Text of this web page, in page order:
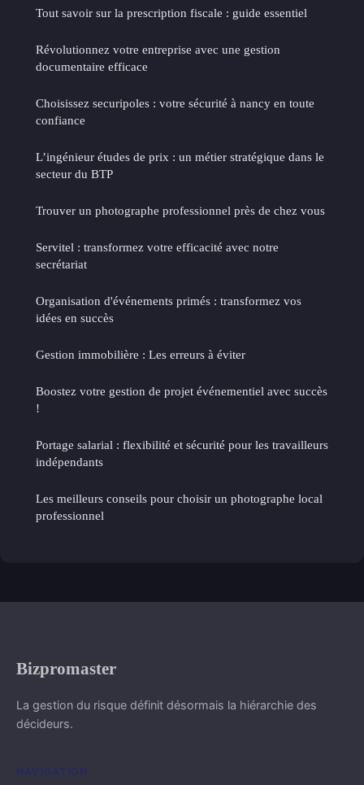
Tout savoir sur la prescription fiscale : guide essentiel
Révolutionnez votre entreprise avec une gestion
documentaire efficace
Choisissez securipoles : votre sécurité à nancy en toute
confiance
L’ingénieur études de prix : un métier stratégique dans le
secteur du BTP
Trouver un photographe professionnel près de chez vous
Servitel : transformez votre efficacité avec notre
secrétariat
Organisation d'événements primés : transformez vos
idées en succès
Gestion immobilière : Les erreurs à éviter
Boostez votre gestion de projet événementiel avec succès
!
Portage salarial : flexibilité et sécurité pour les travailleurs
indépendants
Les meilleurs conseils pour choisir un photographe local
professionnel
Bizpromaster
La gestion du risque définit désormais la hiérarchie des
décideurs.
NAVIGATION